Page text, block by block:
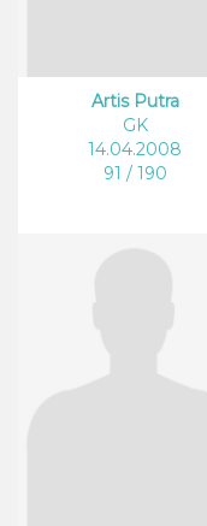
Artis Putra
GK
14.04.2008
91 / 190